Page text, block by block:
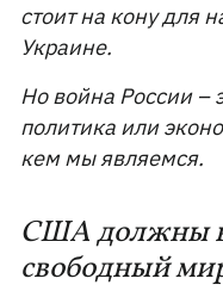
стоит на кону для
Украине.
Но война России –
политика или
кем мы являемся.
США должны
свободный